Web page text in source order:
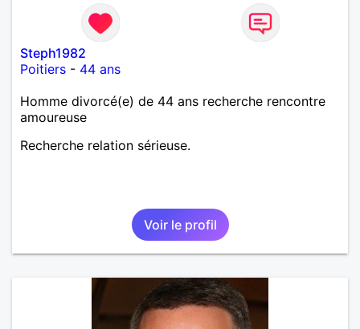
Steph1982
Poitiers - 44 ans
Homme divorcé(e) de 44 ans recherche rencontre
amoureuse
Recherche relation sérieuse.
Voir le profil